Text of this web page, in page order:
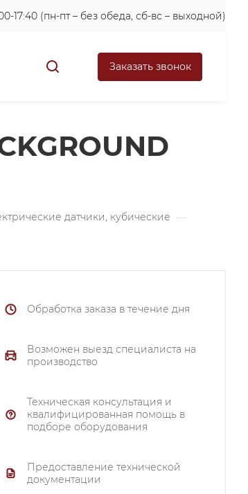
17:40 (пн-пт – без обеда, сб-вс – выходной)
Заказать звонок
датчики, кубические —
Обработка заказа в течение дня
Возможен выезд специалиста на
производство
Техническая консультация и
квалифицированная помощь в
подборе оборудования
Предоставление технической
документации